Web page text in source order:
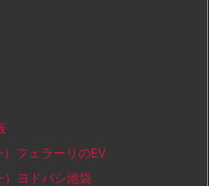
フェラーリのEV
ヨドバシ池袋